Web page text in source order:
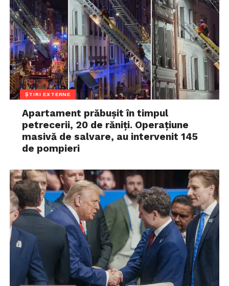
ȘTIRI EXTERNE
Apartament prăbușit în timpul
petrecerii, 20 de răniți. Operațiune
masivă de salvare, au intervenit 145
de pompieri